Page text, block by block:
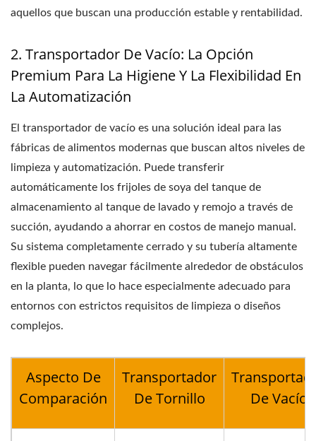
aquellos que buscan una producción estable y rentabilidad.
2. Transportador De Vacío: La Opción
Premium Para La Higiene Y La Flexibilidad En
La Automatización
El transportador de vacío es una solución ideal para las
fábricas de alimentos modernas que buscan altos niveles de
limpieza y automatización. Puede transferir
automáticamente los frijoles de soya del tanque de
almacenamiento al tanque de lavado y remojo a través de
succión, ayudando a ahorrar en costos de manejo manual.
Su sistema completamente cerrado y su tubería altamente
flexible pueden navegar fácilmente alrededor de obstáculos
en la planta, lo que lo hace especialmente adecuado para
entornos con estrictos requisitos de limpieza o diseños
complejos.
Aspecto De
Comparación
Transportador
De Tornillo
De Vacío